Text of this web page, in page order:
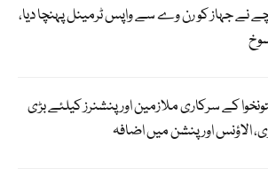
نے جہاز کو رن وے سے واپس ٹرمینل پہنچا دیا،
کے سرکاری ملازمین اور پنشنرز کیلئے بڑی
الاؤنس اور پنشن میں اضافہ